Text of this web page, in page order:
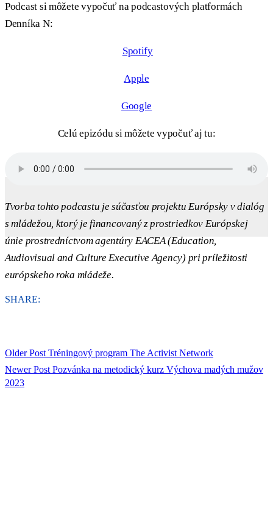
Podcast si môžete vypočuť na podcastových platformách
Denníka N:
Spotify
Apple
Google
Celú epizódu si môžete vypočuť aj tu:
Tvorba tohto podcastu je súčasťou projektu Európsky v dialóg
s mládežou, ktorý je financovaný z prostriedkov Európskej
únie prostredníctvom agentúry EACEA (Education,
Audiovisual and Culture Executive Agency) pri príležitosti
európskeho roka mládeže.
SHARE:
Older PostTréningový program The Activist Network
Newer PostPozvánka na metodický kurz Výchova madých mužov
2023